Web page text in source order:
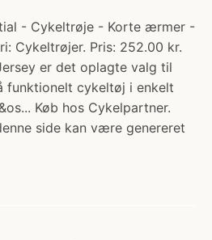
- Cykeltrøje - Korte ærmer -
Cykeltrøjer. Pris: 252.00 kr.
er det oplagte valg til
cykeltøj i enkelt
Køb hos Cykelpartner.
side kan være genereret